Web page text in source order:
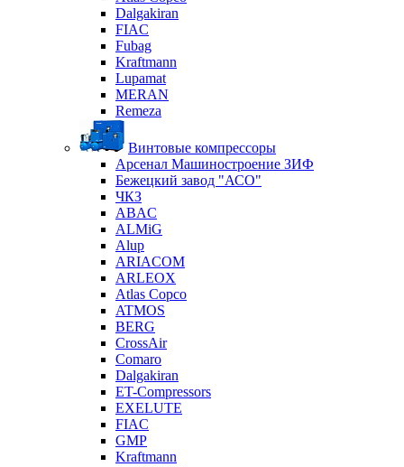
Dalgakiran
FIAC
Fubag
Kraftmann
Lupamat
MERAN
Remeza
Винтовые компрессоры
Арсенал Машиностроение ЗИФ
Бежецкий завод "АСО"
ЧКЗ
ABAC
ALMiG
Alup
ARIACOM
ARLEOX
Atlas Copco
ATMOS
BERG
CrossAir
Comaro
Dalgakiran
ET-Compressors
EXELUTE
FIAC
GMP
Kraftmann